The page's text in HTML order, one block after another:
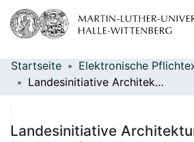
Bereiche & Sammlungen
Statistiken
Startseite
Landesinitiative Architektur und Baukultur in Sachsen-Anhalt / Herausgeber: Architektenkammer Sachsen-Anhalt ; Redaktion Petra Heise ; Gestaltung: Praxis für Gestaltung, Halle (Saale)
Landesinitiative